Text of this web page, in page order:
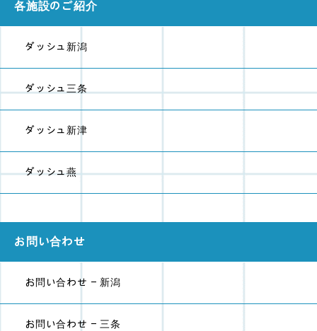
各施設のご紹介
ダッシュ新潟
ダッシュ三条
ダッシュ新津
ダッシュ燕
お問い合わせ
お問い合わせ - 新潟
お問い合わせ - 三条